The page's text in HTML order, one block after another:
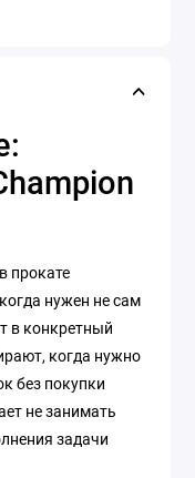
прокате
нужен не сам
в конкретный
когда нужно
без покупки
не занимать
задачи